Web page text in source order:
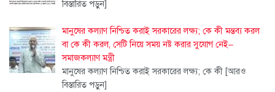
বিস্তারিত পড়ুন]
মানুষের কল্যাণ নিশ্চিত করাই সরকারের লক্ষ্য; কে কী মন্তব্য করল
বা কে কী করল, সেটি নিয়ে সময় নষ্ট করার সুযোগ নেই–
সমাজকল্যাণ মন্ত্রী
মানুষের কল্যাণ নিশ্চিত করাই সরকারের লক্ষ্য; কে কী [আরও
বিস্তারিত পড়ুন]